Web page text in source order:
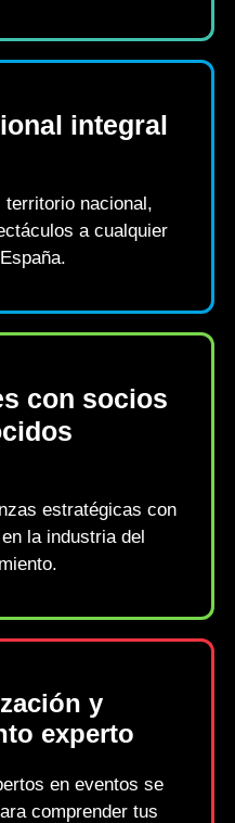
integral
territorio nacional,
a cualquier
con socios
estratégicas con
la industria del
y
experto
en eventos se
comprender tus